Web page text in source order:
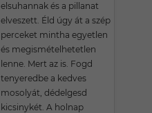
elsuhannak és a pillanat
elveszett. Éld úgy át a szép
perceket mintha egyetlen
és megismételhetetlen
lenne. Mert az is. Fogd
tenyeredbe a kedves
mosolyát, dédelgesd
kicsinykét. A holnap